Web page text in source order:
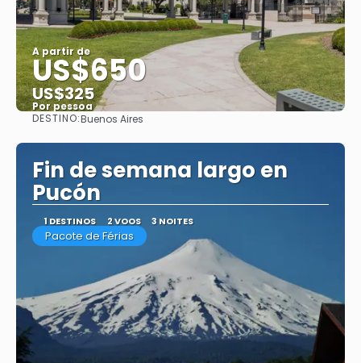
A partir de
US$650
US$325
Por pessoa
DESTINO:Buenos Aires
Fin de semana largo en
Pucón
1 DESTINOS 2 VOOS 3 NOITES
Pacote de Férias